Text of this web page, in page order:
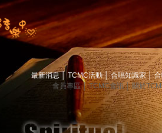
最新消息 TCMC活動│ 合唱知識家│
會員專區│ TCMC會訊│ 關於